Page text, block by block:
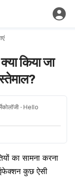
किया जा
· Hello
का सामना करना
कुछ ऐसी